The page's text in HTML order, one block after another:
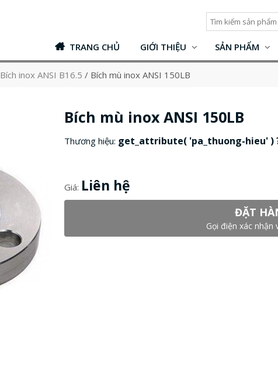
TRANG CHỦ GIỚI THIỆU SẢN PHẨM
Bích inox ANSI B16.5 / Bích mù inox ANSI 150LB
Bích mù inox ANSI 150LB
Thương hiệu: get_attribute( 'pa_thuong-hieu' )
Giá: Liên hệ
ĐẶT
Gọi điện xác nhận